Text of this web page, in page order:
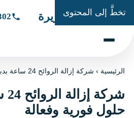
تخطَّ إلى المحتوى
شركة الجزيرة
الرئيسية ›شركة إزالة الروائح 24 ساعة بدبي: حلول فورية وفعالة
حلول فورية وفعالة